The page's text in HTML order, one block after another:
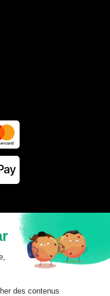
la base de donnée
interdit d’exploiter les
de laisser un tiers les
tiers, sans accord
une violation des